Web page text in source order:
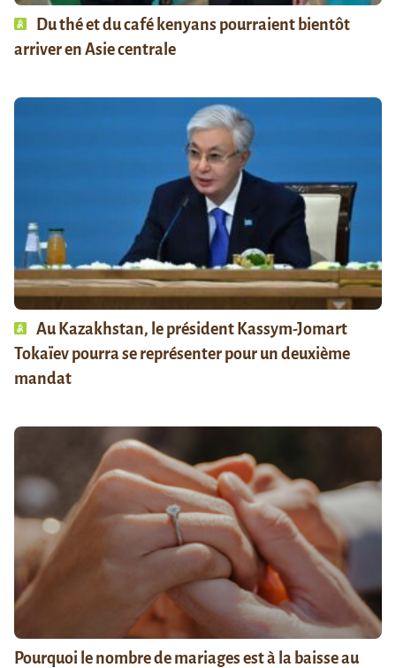
Du thé et du café kenyans pourraient bientôt
arriver en Asie centrale
Au Kazakhstan, le président Kassym-Jomart
Tokaïev pourra se représenter pour un deuxième
mandat
Pourquoi le nombre de mariages est à la baisse au